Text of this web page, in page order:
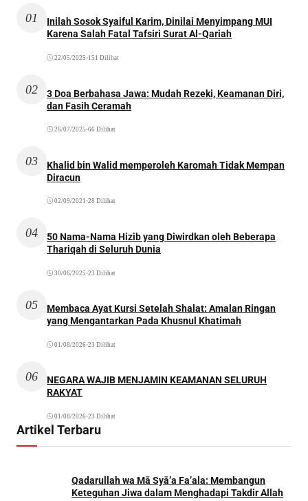
01
Inilah Sosok Syaiful Karim, Dinilai Menyimpang MUI
Karena Salah Fatal Tafsiri Surat Al-Qariah
22/05/2025 •151 Dilihat
02
3 Doa Berbahasa Jawa: Mudah Rezeki, Keamanan Diri,
dan Fasih Ceramah
26/07/2025 •66 Dilihat
03
Khalid bin Walid memperoleh Karomah Tidak Mempan
Diracun
02/09/2021 •28 Dilihat
04
50 Nama-Nama Hizib yang Diwirdkan oleh Beberapa
Thariqah di Seluruh Dunia
30/06/2025 •23 Dilihat
05
Membaca Ayat Kursi Setelah Shalat: Amalan Ringan
yang Mengantarkan Pada Khusnul Khatimah
01/08/2026•23 Dilihat
06
NEGARA WAJIB MENJAMIN KEAMANAN SELURUH
RAKYAT
01/08/2026•23 Dilihat
Artikel Terbaru
Qadarullah wa Mā Syā’a Fa’ala: Membangun
Keteguhan Jiwa dalam Menghadapi Takdir Allah